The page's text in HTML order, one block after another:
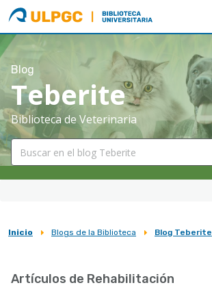
ULPGC
Biblioteca
ULPGC
Blog
Teberite
Biblioteca de Veterinaria
Sobrescribir
de
Inicio Blogs de la Biblioteca Blog Teberite
Artículos de Rehabilitación